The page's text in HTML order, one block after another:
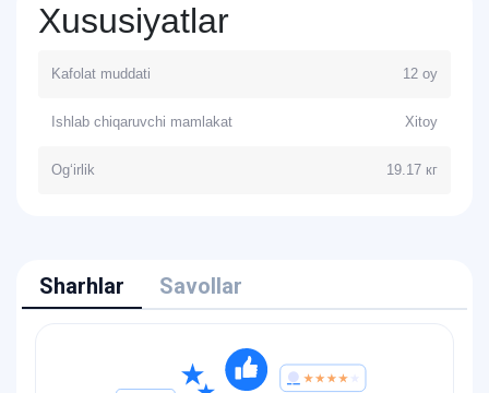
Xususiyatlar
Kafolat muddati 12 oy
Ishlab chiqaruvchi mamlakat Xitoy
Og‘irlik 19.17 кг
Sharhlar Savollar